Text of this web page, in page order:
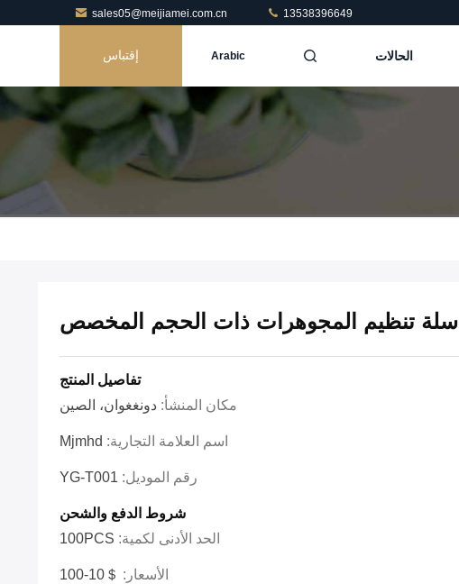
sales05@meijiamei.com.cn 13538396649
الحالات Arabic إقتباس
سلة تنظيم المجوهرات ذات الحجم المخصص
تفاصيل المنتج
مكان المنشأ: دونغغوان، الصين
اسم العلامة التجارية: Mjmhd
رقم الموديل: YG-T001
شروط الدفع والشحن
الحد الأدنى لكمية: 100PCS
الأسعار: ＄10-100